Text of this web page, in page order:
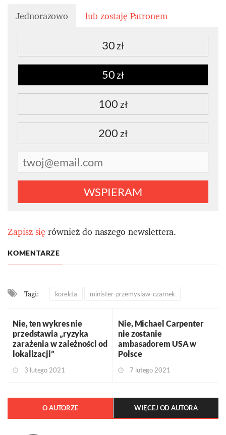
Jednorazowo
lub zostaję Patronem
30 zł
50 zł
100 zł
200 zł
WSPIERAM
Zapisz sięrównież do naszego newslettera.
KOMENTARZE
Tagi: korekta minister-przemyslaw-czarnek
Nie, ten wykres nie
przedstawia „ryzyka
zarażenia w zależności od
lokalizacji”
3 lutego 2021
Nie, Michael Carpenter
nie zostanie
ambasadorem USA w
Polsce
7 lutego 2021
O AUTORZE WIĘCEJ OD AUTORA